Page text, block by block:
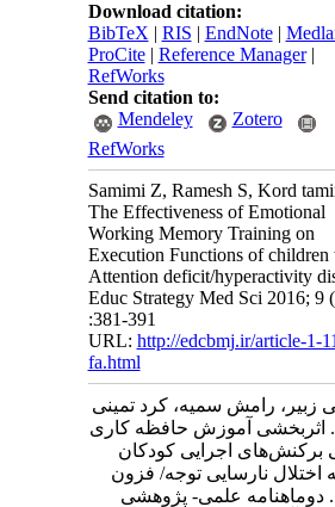
Download citation:
BibTeX | RIS | EndNote|
ProCite| Reference Manager|
RefWorks
Send citation to:
Mendeley
Zotero
RefWorks
Samimi Z, Ramesh S, Kord
The Effectiveness of Emotional
Working Memory Training on
Execution Functions of children
Attention deficit/hyperactivity
Educ Strategy Med Sci 2016; 9
:381-391
URL: http://edcbmj.ir/article-1-
fa.html
زبیر، رامش سمیه، کرد تمینی
اثربخشی آموزش حافظه کاری
برکنش‌های اجرایی کودکان
اختلال نارسایی توجه/ فزون
دوماهنامه علمی- پژوهشی